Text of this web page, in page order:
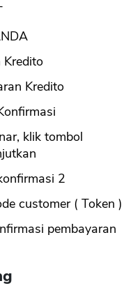
Kredito
Kredito
klik tombol
2
customer ( Token )
pembayaran